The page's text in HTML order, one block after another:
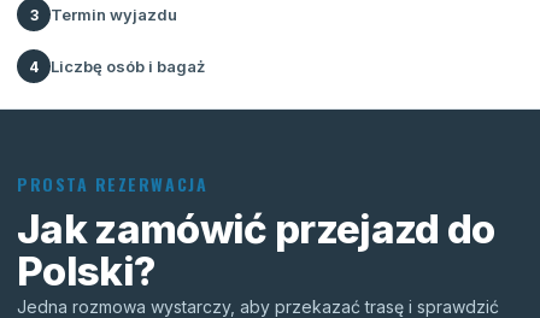
3 Termin wyjazdu
4 Liczbę osób i bagaż
PROSTA REZERWACJA
Jak zamówić przejazd do
Polski?
Jedna rozmowa wystarczy, aby przekazać trasę i sprawdzić